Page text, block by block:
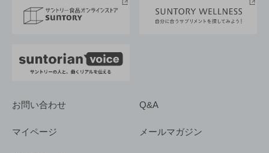
採用情報
お問い合わせ Q&A
マイページ メールマガジン